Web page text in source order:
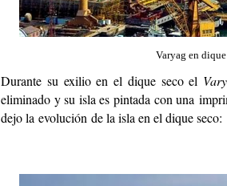
Varyag en
Durante su exilio en el dique seco el
eliminado y su isla es pintada con una
dejo la evolución de la isla en el dique seco: